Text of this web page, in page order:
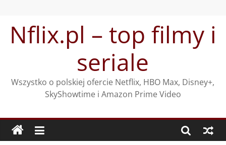
treściNflix.pl – top filmy i
seriale
Wszystko o polskiej ofercie Netflix, HBO Max, Disney+,
SkyShowtime i Amazon Prime Video